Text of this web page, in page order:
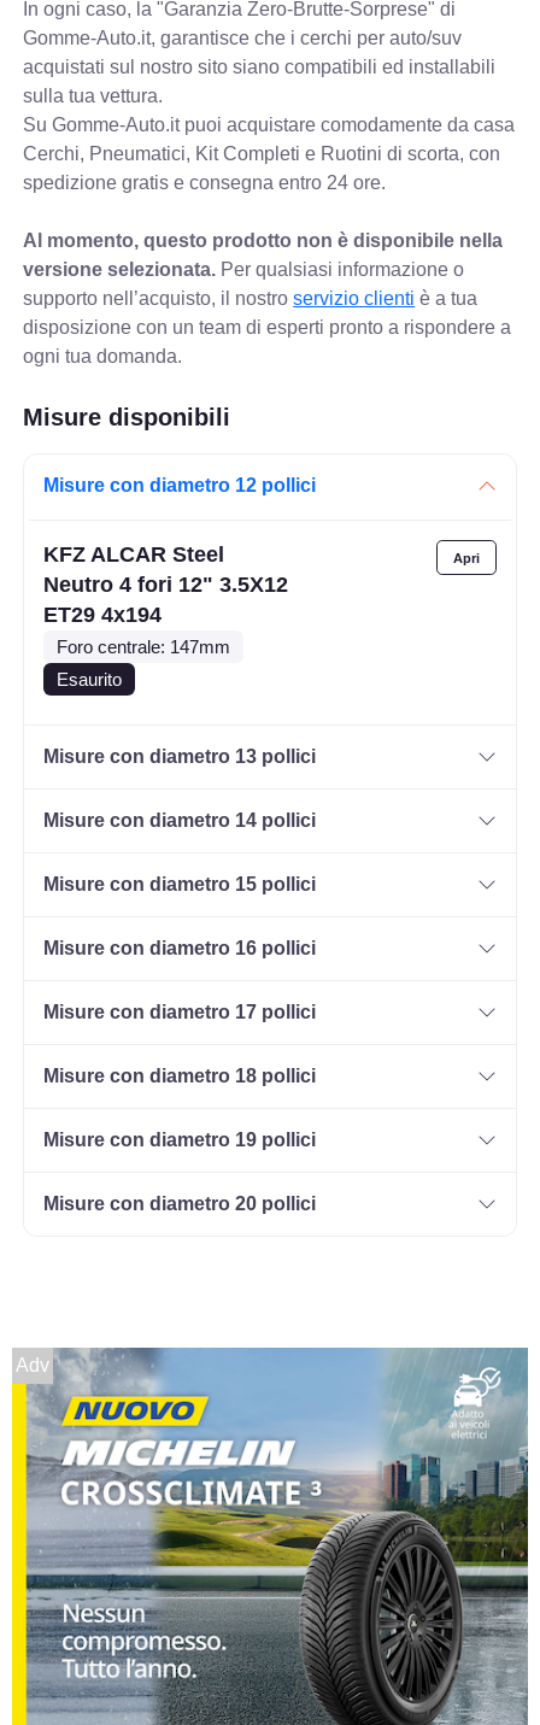
In ogni caso, la "Garanzia Zero-Brutte-Sorprese" di
Gomme-Auto.it, garantisce che i cerchi per auto/suv
acquistati sul nostro sito siano compatibili ed installabili
sulla tua vettura.
Su Gomme-Auto.it puoi acquistare comodamente da casa
Cerchi, Pneumatici, Kit Completi e Ruotini di scorta, con
spedizione gratis e consegna entro 24 ore.
Al momento, questo prodotto non è disponibile nella
versione selezionata. Per qualsiasi informazione o
supporto nell’acquisto, il nostroservizio clienti è a tua
disposizione con un team di esperti pronto a rispondere a
ogni tua domanda.
Misure disponibili
Misure con diametro 12 pollici
KFZ ALCAR Steel
Neutro 4 fori 12" 3.5X12
ET29 4x194
Foro centrale: 147mm
Esaurito
Misure con diametro 13 pollici
Misure con diametro 14 pollici
Misure con diametro 15 pollici
Misure con diametro 16 pollici
Misure con diametro 17 pollici
Misure con diametro 18 pollici
Misure con diametro 19 pollici
Misure con diametro 20 pollici
Adv